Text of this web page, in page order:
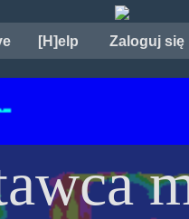
[H]elp Zaloguj się